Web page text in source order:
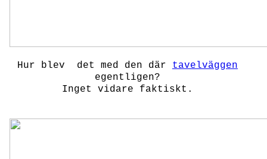
Hur blev det med den där tavelväggen
egentligen?
Inget vidare faktiskt.